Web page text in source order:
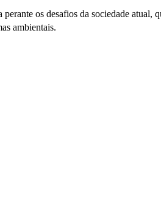
os desafios da sociedade
ambientais.